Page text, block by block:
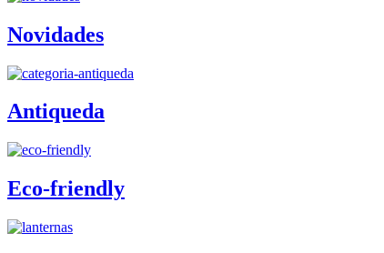
Novidades
Antiqueda
Eco-friendly